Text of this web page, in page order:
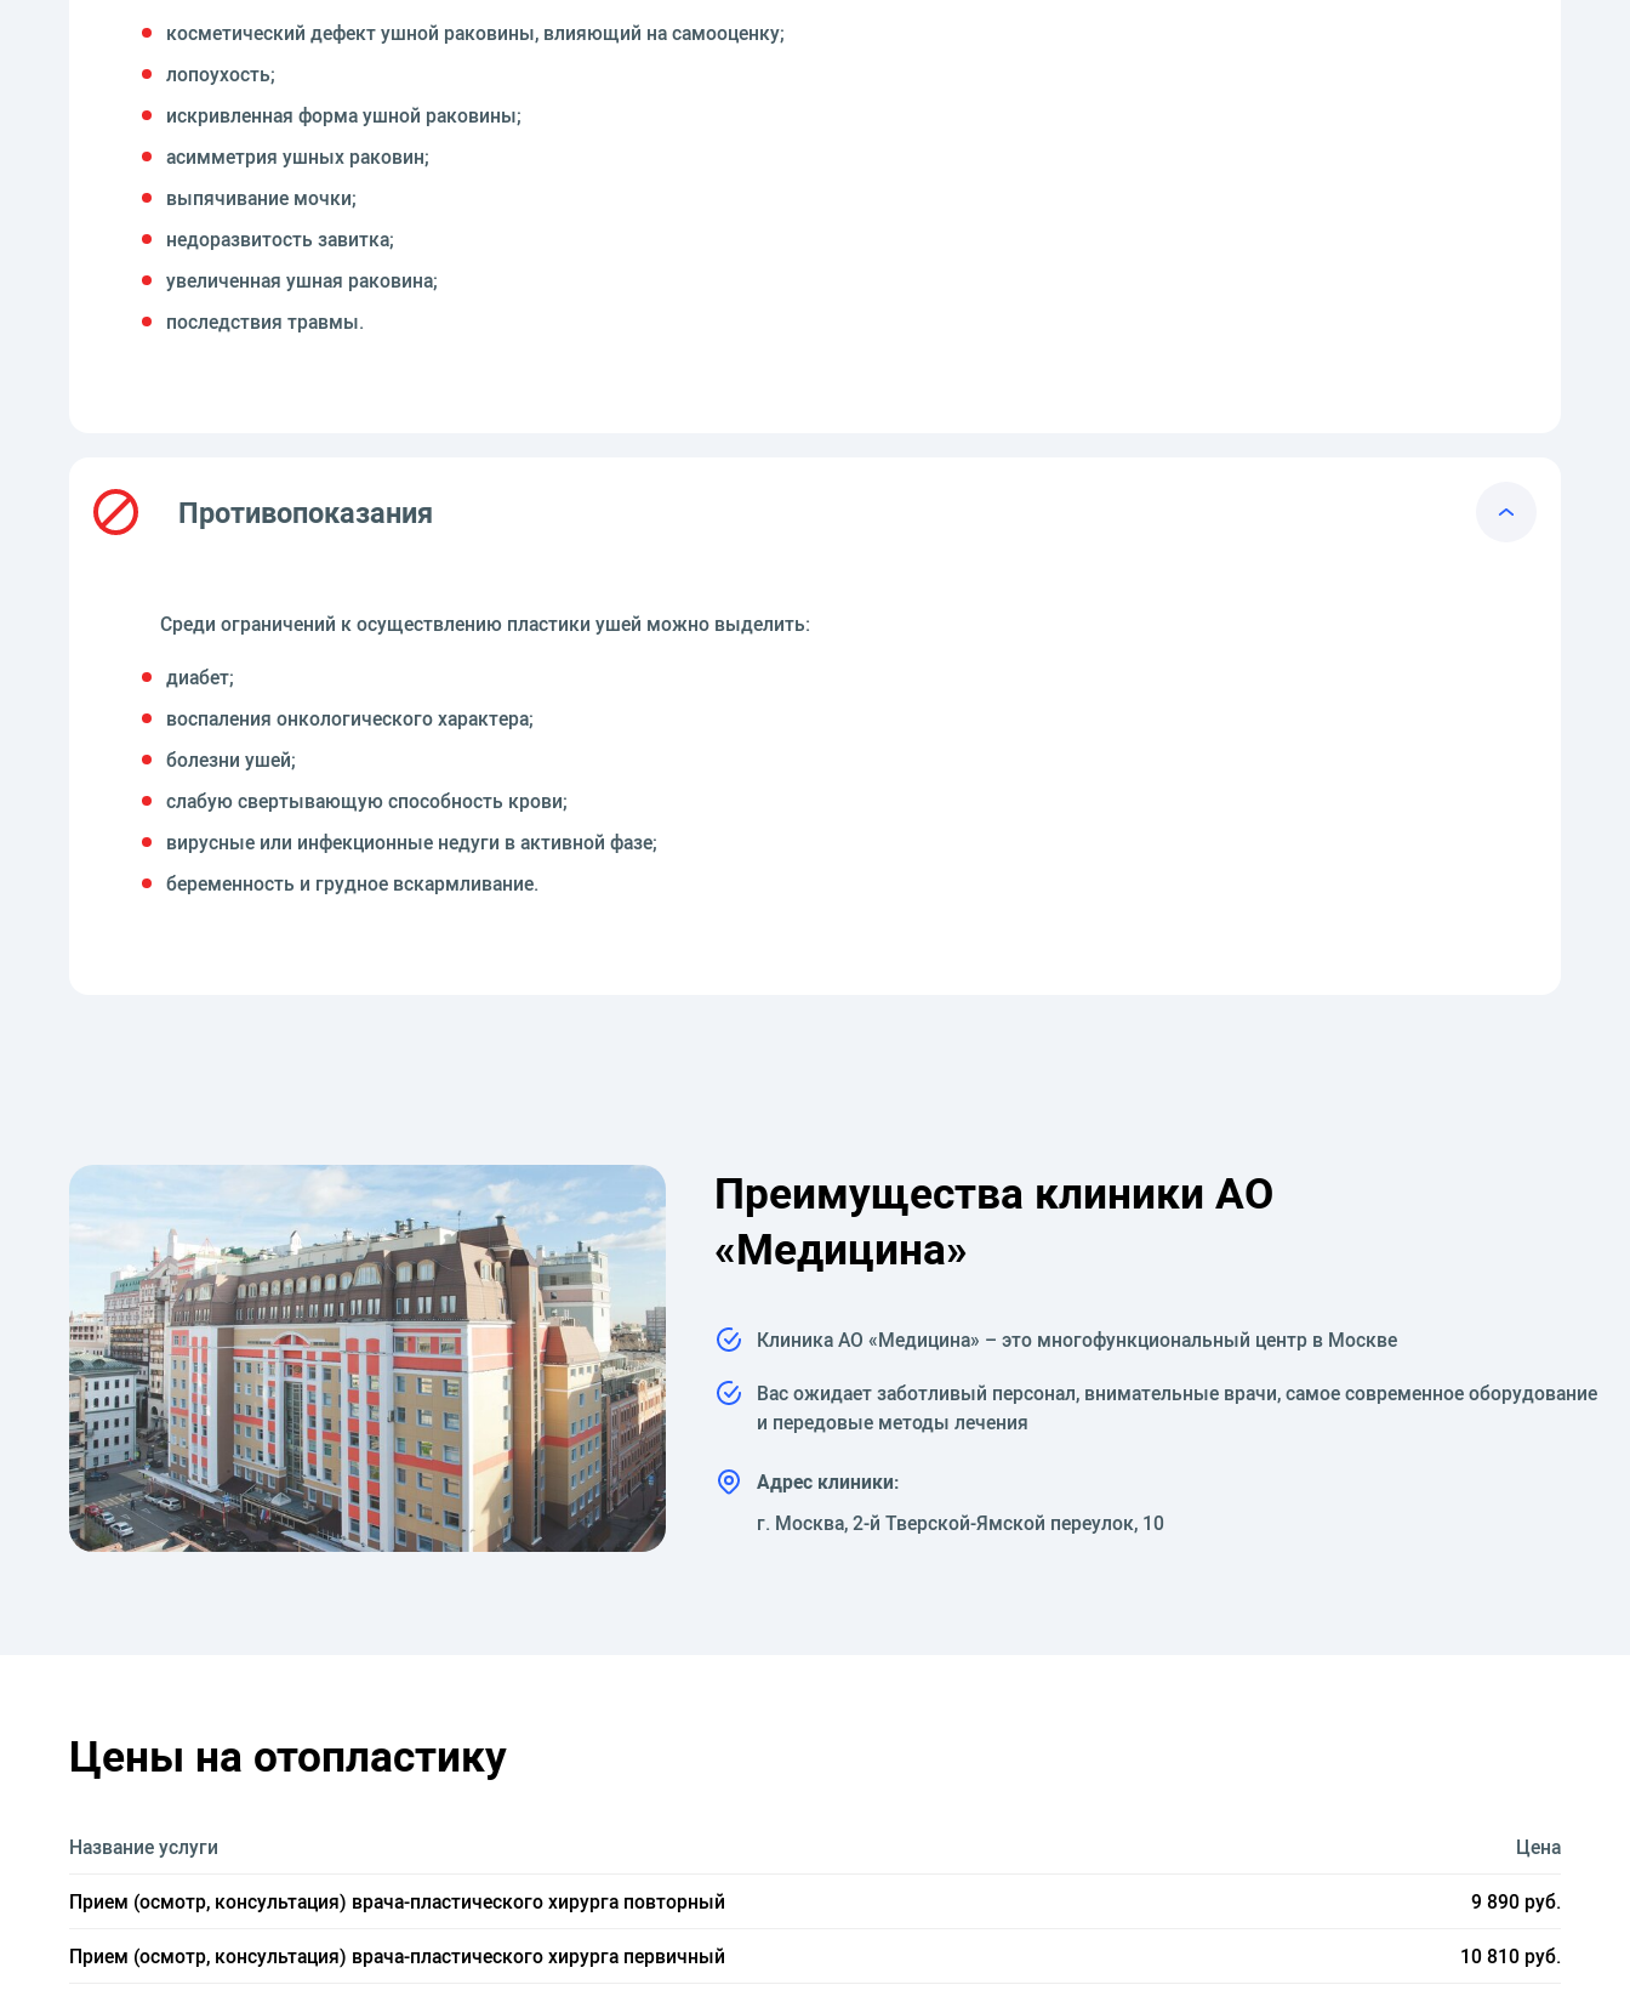
косметический дефект ушной раковины, влияющий на самооценку;
лопоухость;
искривленная форма ушной раковины;
асимметрия ушных раковин;
выпячивание мочки;
недоразвитость завитка;
увеличенная ушная раковина;
последствия травмы.
Противопоказания
Среди ограничений к осуществлению пластики ушей можно выделить:
диабет;
воспаления онкологического характера;
болезни ушей;
слабую свертывающую способность крови;
вирусные или инфекционные недуги в активной фазе;
беременность и грудное вскармливание.
Преимущества клиники АО
«Медицина»
Клиника АО «Медицина» – это многофункциональный центр в Москве
Вас ожидает заботливый персонал, внимательные врачи, самое современное оборудование
и передовые методы лечения
Адрес клиники:
г. Москва, 2-й Тверской-Ямской переулок, 10
Цены на отопластику
Название услуги Цена
Прием (осмотр, консультация) врача-пластического хирурга повторный 9 890 руб.
Прием (осмотр, консультация) врача-пластического хирурга первичный 10 810 руб.